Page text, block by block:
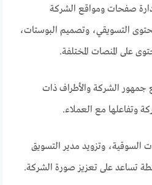
صفحات ومواقع الشركة
التسويقي، وتصميم البوستات،
على المنصات المختلفة.
جمهور الشركة والأطراف ذات
وتفاعلها مع العملاء.
السوقية، وتزويد مدير التسويق
تساعد على تعزيز صورة الشركة.